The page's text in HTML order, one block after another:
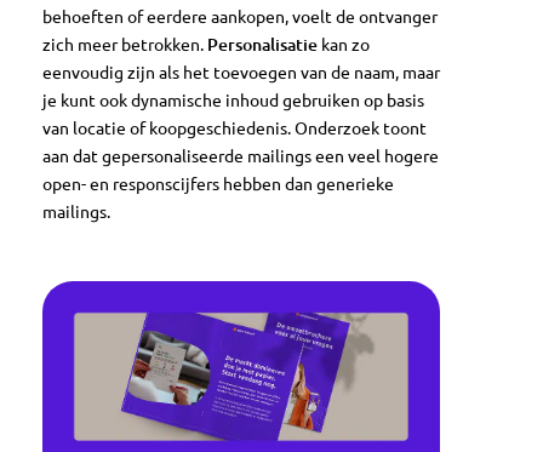
behoeften of eerdere aankopen, voelt de ontvanger
zich meer betrokken. Personalisatie kan zo
eenvoudig zijn als het toevoegen van de naam, maar
je kunt ook dynamische inhoud gebruiken op basis
van locatie of koopgeschiedenis. Onderzoek toont
aan dat gepersonaliseerde mailings een veel hogere
open- en responscijfers hebben dan generieke
mailings.